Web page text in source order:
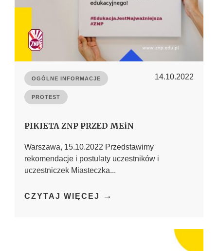
OGÓLNE INFORMACJE
PROTEST
14.10.2022
PIKIETA ZNP PRZED MEiN
Warszawa, 15.10.2022 Przedstawimy
rekomendacje i postulaty uczestników i
uczestniczek Miasteczka...
CZYTAJ WIĘCEJ →